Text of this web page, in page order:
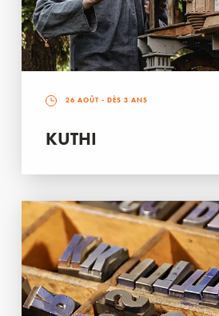
26 AOÛT - DÈS 3 ANS
KUTHI